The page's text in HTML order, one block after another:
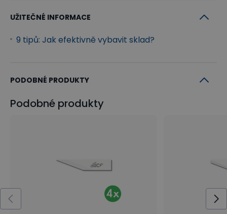
UŽITEČNÉ INFORMACE
9 tipů: Jak efektivně vybavit sklad?
PODOBNÉ PRODUKTY
Podobné produkty